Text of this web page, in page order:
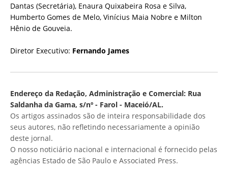
Dantas (Secretária), Enaura Quixabeira Rosa e Silva,
Humberto Gomes de Melo, Vinícius Maia Nobre e Milton
Hênio de Gouveia.
Diretor Executivo: Fernando James
Endereço da Redação, Administração e Comercial: Rua
Saldanha da Gama, s/nº - Farol - Maceió/AL.
Os artigos assinados são de inteira responsabilidade dos
seus autores, não refletindo necessariamente a opinião
deste jornal.
O nosso noticiário nacional e internacional é fornecido pelas
agências Estado de São Paulo e Associated Press.